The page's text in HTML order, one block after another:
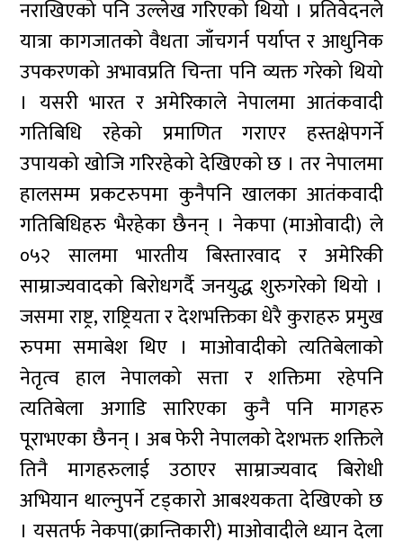
नराखिएको पनि उल्लेख गरिएको थियो । प्रतिवेदनले
यात्रा कागजातको वैधता जाँचगर्न पर्याप्त र आधुनिक
उपकरणको अभावप्रति चिन्ता पनि व्यक्त गरेको थियो
। यसरी भारत र अमेरिकाले नेपालमा आतंकवादी
गतिबिधि रहेको प्रमाणित गराएर हस्तक्षेपगर्ने
उपायको खोजि गरिरहेको देखिएको छ । तर नेपालमा
हालसम्म प्रकटरुपमा कुनैपनि खालका आतंकवादी
गतिबिधिहरु भैरहेका छैनन् । नेकपा (माओवादी) ले
०५२ सालमा भारतीय बिस्तारवाद र अमेरिकी
साम्राज्यवादको बिरोधगर्दै जनयुद्ध शुरुगरेको थियो ।
जसमा राष्ट्र, राष्ट्रियता र देशभक्तिका धेरै कुराहरु प्रमुख
रुपमा समाबेश थिए । माओवादीको त्यतिबेलाको
नेतृत्व हाल नेपालको सत्ता र शक्तिमा रहेपनि
त्यतिबेला अगाडि सारिएका कुनै पनि मागहरु
पूराभएका छैनन् । अब फेरी नेपालको देशभक्त शक्तिले
तिनै मागहरुलाई उठाएर साम्राज्यवाद बिरोधी
अभियान थाल्नुपर्ने टड्कारो आबश्यकता देखिएको छ
। यसतर्फ नेकपा(क्रान्तिकारी) माओवादीले ध्यान देला